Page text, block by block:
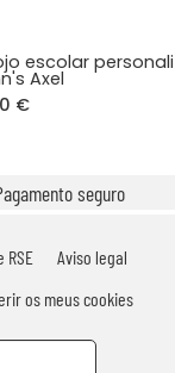
escolar
Axel
€
seguro
RSE
Aviso legal
os meus cookies